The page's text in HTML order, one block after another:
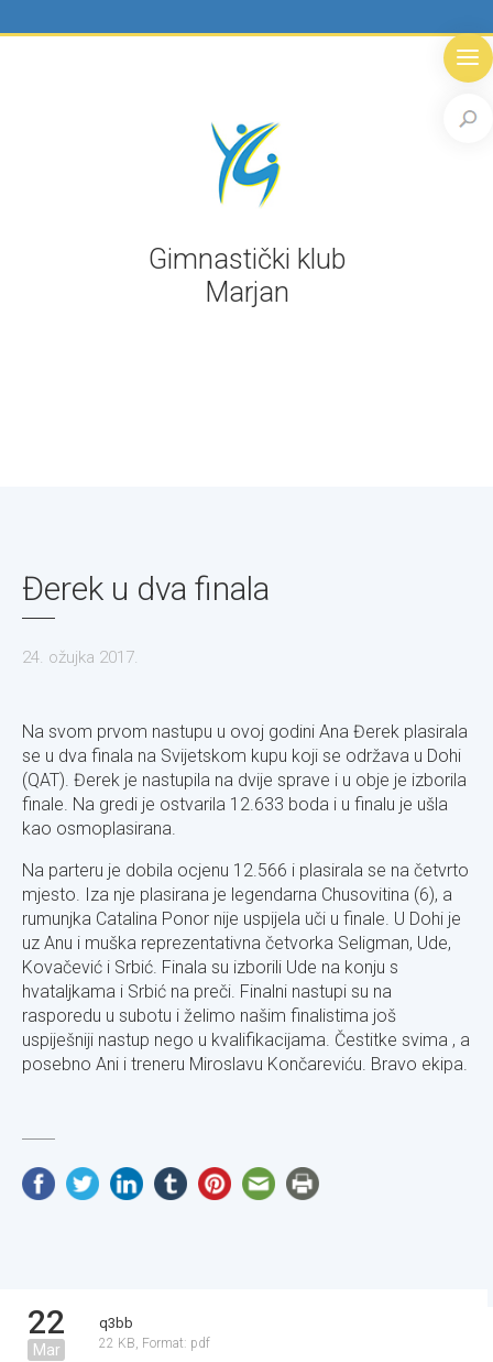
Gimnastički klub
Marjan
Đerek u dva finala
24. ožujka 2017.
Na svom prvom nastupu u ovoj godini Ana Đerek plasirala
se u dva finala na Svijetskom kupu koji se održava u Dohi
(QAT). Đerek je nastupila na dvije sprave i u obje je izborila
finale. Na gredi je ostvarila 12.633 boda i u finalu je ušla
kao osmoplasirana.
Na parteru je dobila ocjenu 12.566 i plasirala se na četvrto
mjesto. Iza nje plasirana je legendarna Chusovitina (6), a
rumunjka Catalina Ponor nije uspijela uči u finale. U Dohi je
uz Anu i muška reprezentativna četvorka Seligman, Ude,
Kovačević i Srbić. Finala su izborili Ude na konju s
hvataljkama i Srbić na preči. Finalni nastupi su na
rasporedu u subotu i želimo našim finalistima još
uspiješniji nastup nego u kvalifikacijama. Čestitke svima , a
posebno Ani i treneru Miroslavu Končareviću. Bravo ekipa.
22
Mar
tkre1 wagq3bb
Veličina: 1.22 KB, Format: pdf